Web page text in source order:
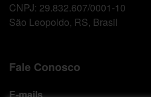
CNPJ: 29.832.607/0001-10
São Leopoldo, RS, Brasil
Fale Conosco